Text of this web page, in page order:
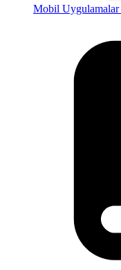
Mobil Uygulamalar